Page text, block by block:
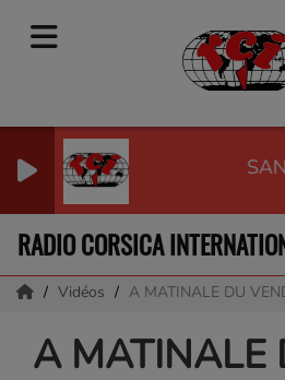
RADIO CORSICA
Vidéos A MATINALE DU
A MATINALE